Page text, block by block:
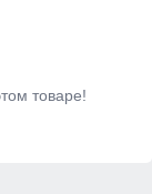
товаре!